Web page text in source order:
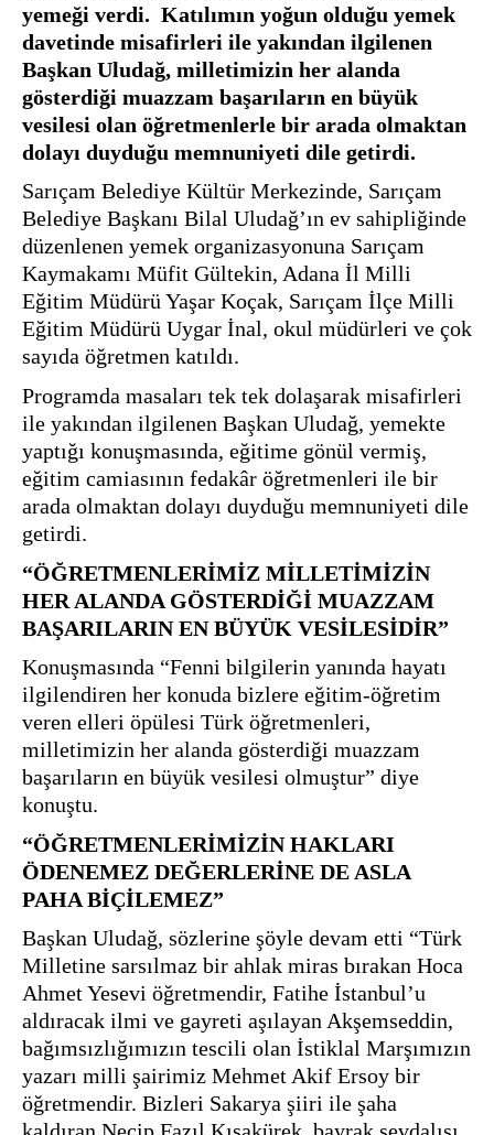
yemeği verdi.  Katılımın yoğun olduğu yemek
davetinde misafirleri ile yakından ilgilenen
Başkan Uludağ, milletimizin her alanda
gösterdiği muazzam başarıların en büyük
vesilesi olan öğretmenlerle bir arada olmaktan
dolayı duyduğu memnuniyeti dile getirdi.
Sarıçam Belediye Kültür Merkezinde, Sarıçam
Belediye Başkanı Bilal Uludağ’ın ev sahipliğinde
düzenlenen yemek organizasyonuna Sarıçam
Kaymakamı Müfit Gültekin, Adana İl Milli
Eğitim Müdürü Yaşar Koçak, Sarıçam İlçe Milli
Eğitim Müdürü Uygar İnal, okul müdürleri ve çok
sayıda öğretmen katıldı.
Programda masaları tek tek dolaşarak misafirleri
ile yakından ilgilenen Başkan Uludağ, yemekte
yaptığı konuşmasında, eğitime gönül vermiş,
eğitim camiasının fedakâr öğretmenleri ile bir
arada olmaktan dolayı duyduğu memnuniyeti dile
getirdi.
“ÖĞRETMENLERİMİZ MİLLETİMİZİN
HER ALANDA GÖSTERDİĞİ MUAZZAM
BAŞARILARIN EN BÜYÜK VESİLESİDİR”
Konuşmasında “Fenni bilgilerin yanında hayatı
ilgilendiren her konuda bizlere eğitim-öğretim
veren elleri öpülesi Türk öğretmenleri,
milletimizin her alanda gösterdiği muazzam
başarıların en büyük vesilesi olmuştur” diye
konuştu.
“ÖĞRETMENLERİMİZİN HAKLARI
ÖDENEMEZ DEĞERLERİNE DE ASLA
PAHA BİÇİLEMEZ”
Başkan Uludağ, sözlerine şöyle devam etti “Türk
Milletine sarsılmaz bir ahlak miras bırakan Hoca
Ahmet Yesevi öğretmendir, Fatihe İstanbul’u
aldıracak ilmi ve gayreti aşılayan Akşemseddin,
bağımsızlığımızın tescili olan İstiklal Marşımızın
yazarı milli şairimiz Mehmet Akif Ersoy bir
öğretmendir. Bizleri Sakarya şiiri ile şaha